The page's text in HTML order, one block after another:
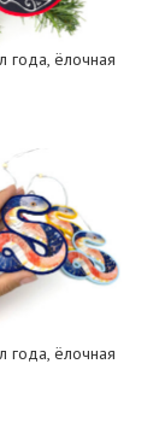
года, ёлочная
года, ёлочная